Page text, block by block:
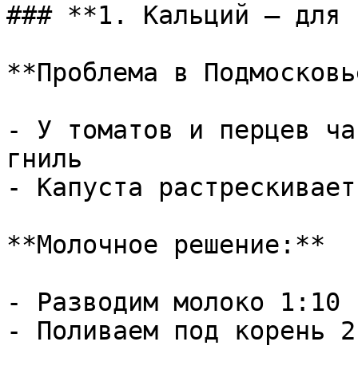
### **1. Кальций — для
**Проблема в
- У томатов и перцев
гниль
- Капуста
**Молочное решение:**
- Разводим молоко 1:10
- Поливаем под корень